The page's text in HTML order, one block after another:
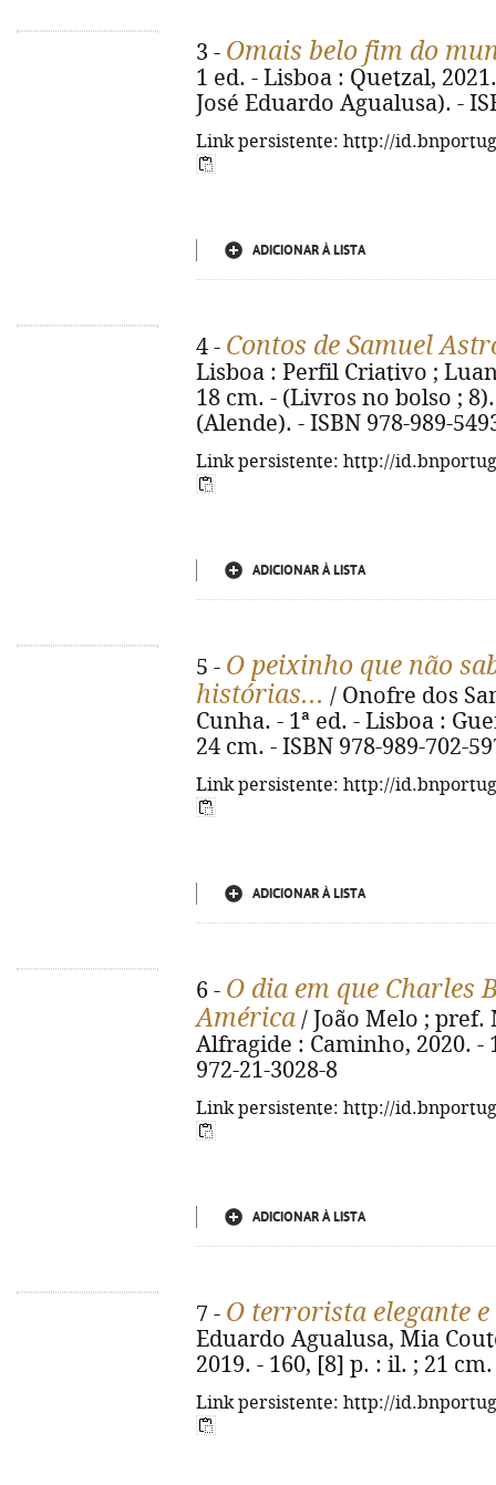
3 - Omais belo fim do
1 ed. - Lisboa : Quetzal,
José Eduardo Agualusa). -
Link persistente: http://
ADICIONAR À LISTA
4 - Contos de Samuel
Lisboa : Perfil Criativo ;
18 cm. - (Livros no bolso ;
(Alende). - ISBN 978-989-
Link persistente: http://
ADICIONAR À LISTA
5 - O peixinho que não
histórias... / Onofre dos
Cunha. - 1ª ed. - Lisboa :
24 cm. - ISBN 978-989-702-
Link persistente: http://
ADICIONAR À LISTA
6 - O dia em que Charles
América / João Melo ; pref.
Alfragide : Caminho, 2020. -
972-21-3028-8
Link persistente: http://
ADICIONAR À LISTA
7 - O terrorista elegante
Eduardo Agualusa, Mia
2019. - 160, [8] p. : il. ; 21
Link persistente: http://